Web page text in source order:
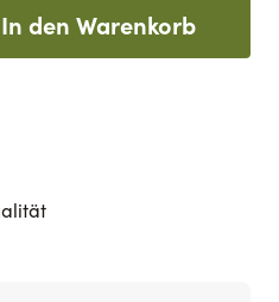
In den Warenkorb